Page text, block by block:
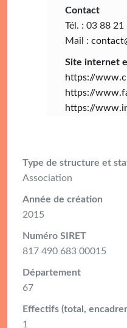
Contact
Tél. : 03 88 21
Mail :
Site internet
https://
https://
https://
Type de structure et
Association
Année de création
2015
Numéro SIRET
817 490 683 00015
Département
67
Effectifs (total,
1